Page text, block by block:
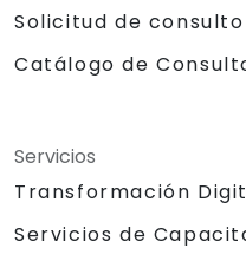
Solicitud de
Catálogo de
Servicios
Transformación
Servicios de